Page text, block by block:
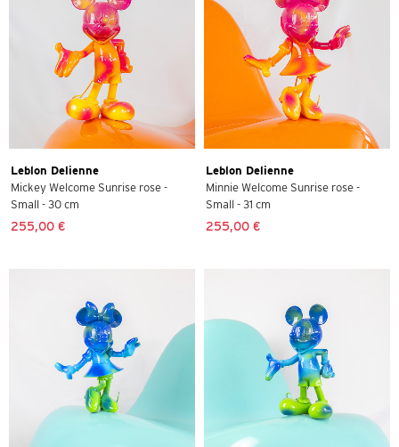
Leblon Delienne
Mickey Welcome Sunrise rose -
Small - 30 cm
255,00 €
Leblon Delienne
Minnie Welcome Sunrise rose -
Small - 31 cm
255,00 €